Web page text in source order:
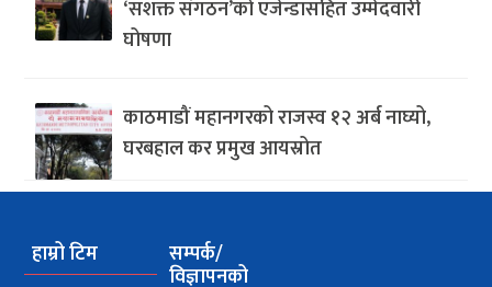
‘सशक्त संगठन’को एजेन्डासहित उम्मेदवारी
घोषणा
काठमाडौं महानगरको राजस्व १२ अर्ब नाघ्यो,
घरबहाल कर प्रमुख आयस्रोत
हाम्रो टिम
सम्पर्क/
विज्ञापनको